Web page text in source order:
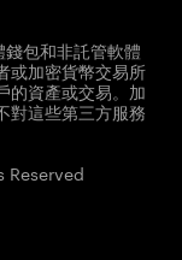
包和非託管軟體
或加密貨幣交易所
的資產或交易。加
對這些第三方服務